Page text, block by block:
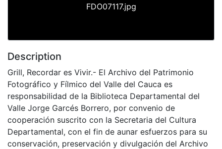
FDO07117.jpg
Description
Grill, Recordar es Vivir.- El Archivo del Patrimonio
Fotográfico y Fílmico del Valle del Cauca es
responsabilidad de la Biblioteca Departamental del
Valle Jorge Garcés Borrero, por convenio de
cooperación suscrito con la Secretaria del Cultura
Departamental, con el fin de aunar esfuerzos para su
conservación, preservación y divulgación del Archivo